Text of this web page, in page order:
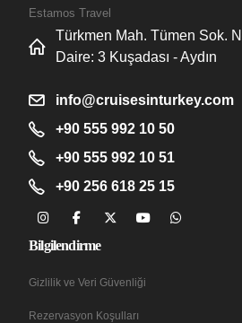
Estamos Travel
Türkmen Mah. Tümen Sok.
Daire: 3 Kuşadası - Aydın
info@cruisesinturkey.com
+90 555 992 10 50
+90 555 992 10 51
+90 256 618 25 15
Bilgilendirme
Gizlilik ve Veri Güvenliği
Rezervasyon Koşulları